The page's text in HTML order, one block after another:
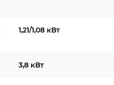
1,21/1,08 кВт
3,8 кВт